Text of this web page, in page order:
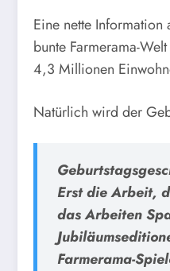
Eine nette Information
bunte Farmerama-
4,3 Millionen
Natürlich wird der
Erst die Arbeit,
das Arbeiten
Farmerama-